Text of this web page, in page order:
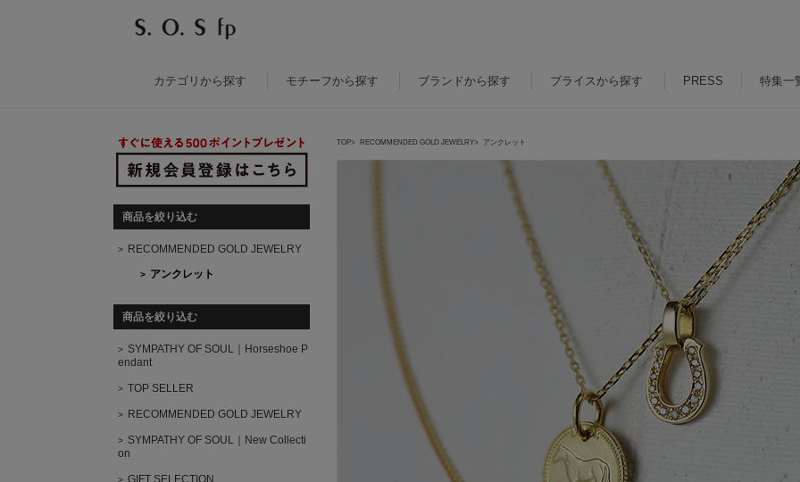
カテゴリ から探す モチーフ から探す ブランド から探す プライス から探す PRESS 特集一
TOP RECOMMENDED GOLD JEWELRY アンクレット
商品を絞り込む
RECOMMENDED GOLD JEWELRY
アンクレット
商品を絞り込む
SYMPATHY OF SOUL｜Horseshoe P
endant
TOP SELLER
RECOMMENDED GOLD JEWELRY
SYMPATHY OF SOUL｜New Collecti
on
GIFT SELECTION